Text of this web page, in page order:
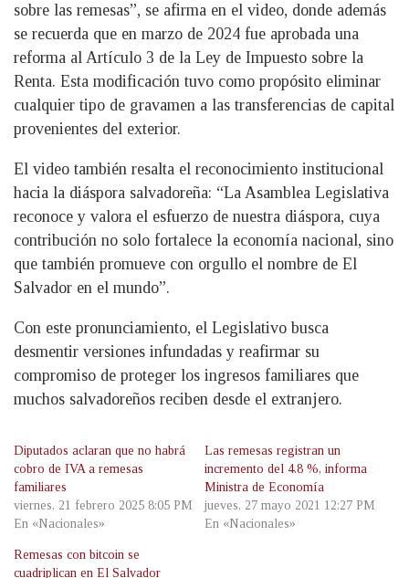
sobre las remesas”, se afirma en el video, donde además
se recuerda que en marzo de 2024 fue aprobada una
reforma al Artículo 3 de la Ley de Impuesto sobre la
Renta. Esta modificación tuvo como propósito eliminar
cualquier tipo de gravamen a las transferencias de capital
provenientes del exterior.
El video también resalta el reconocimiento institucional
hacia la diáspora salvadoreña: “La Asamblea Legislativa
reconoce y valora el esfuerzo de nuestra diáspora, cuya
contribución no solo fortalece la economía nacional, sino
que también promueve con orgullo el nombre de El
Salvador en el mundo”.
Con este pronunciamiento, el Legislativo busca
desmentir versiones infundadas y reafirmar su
compromiso de proteger los ingresos familiares que
muchos salvadoreños reciben desde el extranjero.
Diputados aclaran que no habrá
cobro de IVA a remesas
familiares
viernes, 21 febrero 2025 8:05 PM
En «Nacionales»
Las remesas registran un
incremento del 4.8 %, informa
Ministra de Economía
jueves, 27 mayo 2021 12:27 PM
En «Nacionales»
Remesas con bitcoin se
cuadriplican en El Salvador